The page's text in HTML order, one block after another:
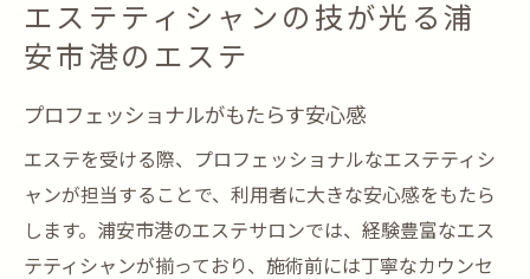
エステティシャンの技が光る浦
安市港のエステ
プロフェッショナルがもたらす安心感
エステを受ける際、プロフェッショナルなエステティシ
ャンが担当することで、利用者に大きな安心感をもたら
します。浦安市港のエステサロンでは、経験豊富なエス
テティシャンが揃っており、施術前には丁寧なカウンセ